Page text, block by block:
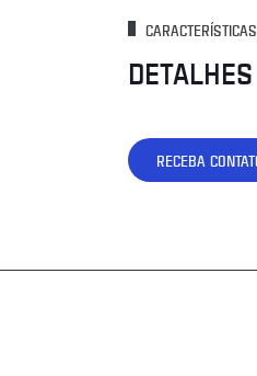
RECEBA